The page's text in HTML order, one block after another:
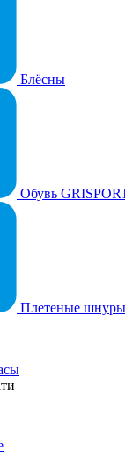
Блёсны
Обувь
Плетеные шнуры